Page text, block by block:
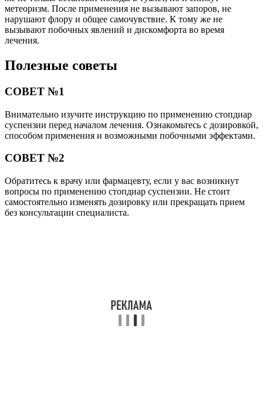
метеоризм. После применения не вызывают запоров, не
нарушают флору и общее самочувствие. К тому же не
вызывают побочных явлений и дискомфорта во время
лечения.
Полезные советы
СОВЕТ №1
Внимательно изучите инструкцию по применению стопдиар
суспензии перед началом лечения. Ознакомьтесь с дозировкой,
способом применения и возможными побочными эффектами.
СОВЕТ №2
Обратитесь к врачу или фармацевту, если у вас возникнут
вопросы по применению стопдиар суспензии. Не стоит
самостоятельно изменять дозировку или прекращать прием
без консультации специалиста.